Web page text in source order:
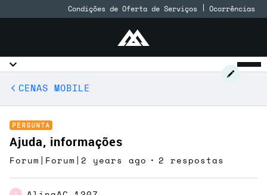
Condições de Oferta de Serviços Ocorrências
CENAS MOBILE
PERGUNTA
Ajuda, informações
Forum|Forum|2 years ago 2 respostas